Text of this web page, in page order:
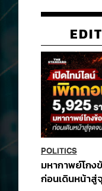
POLITICS
มหากาพย์โก
ก่อนเดินหน้าสู่